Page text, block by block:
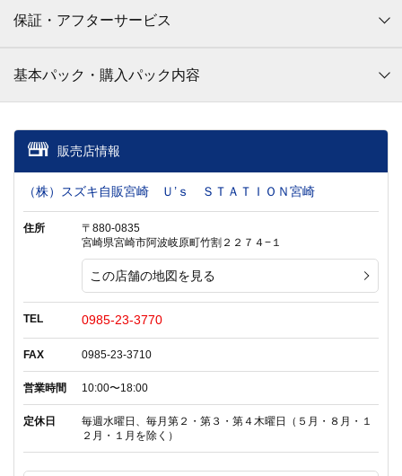
保証・アフターサービス
基本パック・購入パック内容
販売店情報
（株）スズキ自販宮崎 Ｕ’ｓ ＳＴＡＴＩＯＮ宮崎
住所
〒880-0835
宮崎県宮崎市阿波岐原町竹割２２７４−１
この店舗の地図を見る
TEL 0985-23-3770
FAX 0985-23-3710
営業時間 10:00〜18:00
定休日
毎週水曜日、毎月第２・第３・第４木曜日（５月・８月・１
２月・１月を除く）